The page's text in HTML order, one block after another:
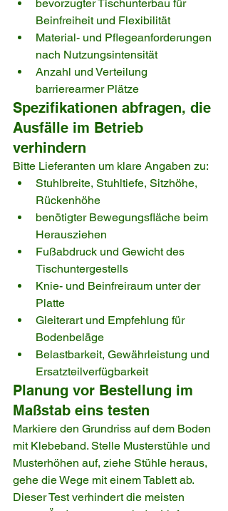
bevorzugter Tischunterbau für
Beinfreiheit und Flexibilität
Material- und Pflegeanforderungen
nach Nutzungsintensität
Anzahl und Verteilung
barrierearmer Plätze
Spezifikationen abfragen, die
Ausfälle im Betrieb
verhindern
Bitte Lieferanten um klare Angaben zu:
Stuhlbreite, Stuhltiefe, Sitzhöhe,
Rückenhöhe
benötigter Bewegungsfläche beim
Herausziehen
Fußabdruck und Gewicht des
Tischuntergestells
Knie- und Beinfreiraum unter der
Platte
Gleiterart und Empfehlung für
Bodenbeläge
Belastbarkeit, Gewährleistung und
Ersatzteilverfügbarkeit
Planung vor Bestellung im
Maßstab eins testen
Markiere den Grundriss auf dem Boden
mit Klebeband. Stelle Musterstühle und
Musterhöhen auf, ziehe Stühle heraus,
gehe die Wege mit einem Tablett ab.
Dieser Test verhindert die meisten